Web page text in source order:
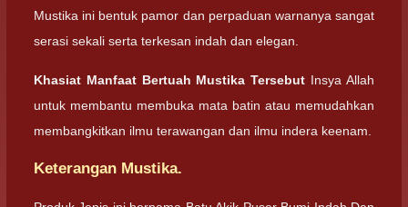
Mustika ini bentuk pamor dan perpaduan warnanya sangat
serasi sekali serta terkesan indah dan elegan.
Khasiat Manfaat Bertuah Mustika Tersebut Insya Allah
untuk membantu membuka mata batin atau memudahkan
membangkitkan ilmu terawangan dan ilmu indera keenam.
Keterangan Mustika.